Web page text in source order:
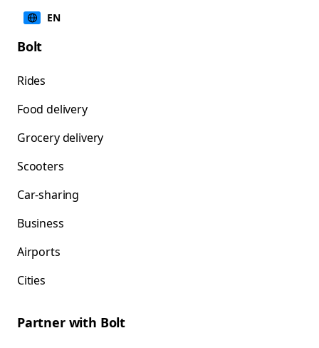
EN
Bolt
Rides
Food delivery
Grocery delivery
Scooters
Car-sharing
Business
Airports
Cities
Partner with Bolt